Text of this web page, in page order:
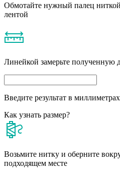
Обмотайте нужный палец
лентой
Линейкой замерьте полученную
Введите результат в миллиметрах
Как узнать размер?
Возьмите нитку и оберните
подходящем месте